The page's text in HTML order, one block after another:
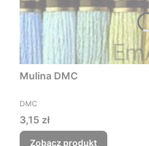
Mulina DMC
PRODUCENT
DMC
Cena
3,15 zł
Zobacz produkt